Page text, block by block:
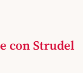
con Strudel